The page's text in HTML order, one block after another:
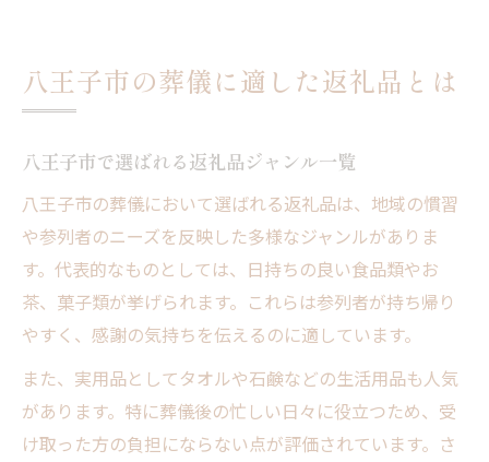
八王子市の葬儀に適した返礼品とは
八王子市で選ばれる返礼品ジャンル一覧
八王子市の葬儀において選ばれる返礼品は、地域の慣習
や参列者のニーズを反映した多様なジャンルがありま
す。代表的なものとしては、日持ちの良い食品類やお
茶、菓子類が挙げられます。これらは参列者が持ち帰り
やすく、感謝の気持ちを伝えるのに適しています。
また、実用品としてタオルや石鹸などの生活用品も人気
があります。特に葬儀後の忙しい日々に役立つため、受
け取った方の負担にならない点が評価されています。さ